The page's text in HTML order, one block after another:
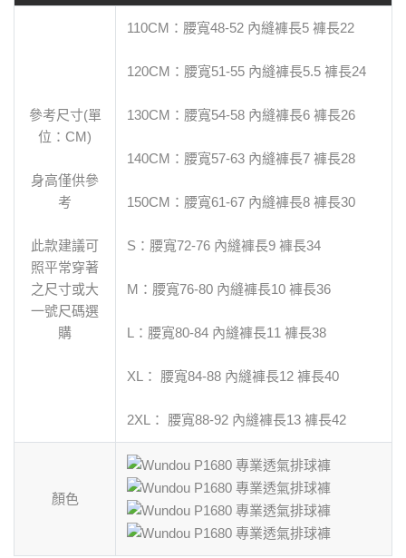
參考尺寸(單
位：CM)
身高僅供參
考
此款建議可
照平常穿著
之尺寸或大
一號尺碼選
購
110CM：腰寬48-52 內縫褲長5 褲長22
120CM：腰寬51-55 內縫褲長5.5 褲長24
130CM：腰寬54-58 內縫褲長6 褲長26
140CM：腰寬57-63 內縫褲長7 褲長28
150CM：腰寬61-67 內縫褲長8 褲長30
S：腰寬72-76 內縫褲長9 褲長34
M：腰寬76-80 內縫褲長10 褲長36
L：腰寬80-84 內縫褲長11 褲長38
XL： 腰寬84-88 內縫褲長12 褲長40
2XL： 腰寬88-92 內縫褲長13 褲長42
顏色